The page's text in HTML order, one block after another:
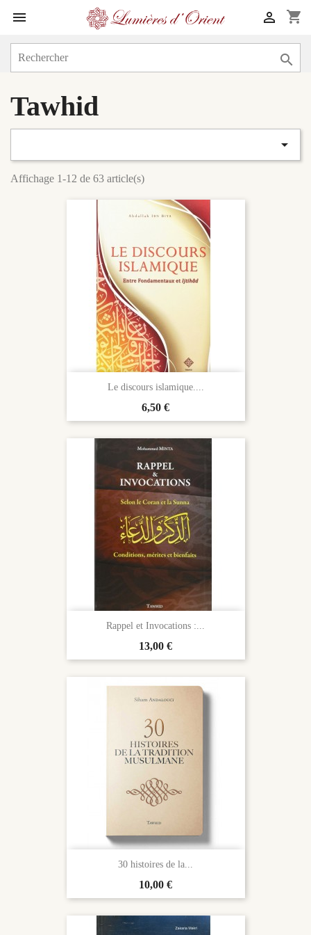
 shopping_cart


Tawhid

Affichage 1-12 de 63 article(s)
Le discours islamique....
Prix
6,50 €
Rappel et Invocations :...
Prix
13,00 €
30 histoires de la...
Prix
10,00 €